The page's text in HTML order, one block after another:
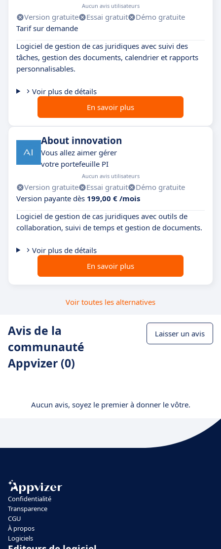
Aucun avis utilisateurs
Version gratuite Essai gratuit
Démo gratuite
Tarif sur demande
Logiciel de gestion de cas juridiques avec suivi des
tâches, gestion des documents, calendrier et rapports
personnalisables.
Voir plus de détails
En savoir plus
About innovation
Vous allez aimer gérer
votre portefeuille PI
Aucun avis utilisateurs
Version gratuite Essai gratuit
Démo gratuite
Version payante dès 199,00 € /mois
Logiciel de gestion de cas juridiques avec outils de
collaboration, suivi de temps et gestion de documents.
Voir plus de détails
En savoir plus
Voir toutes les alternatives
Avis de la
communauté
Appvizer (0)
Laisser un avis
Aucun avis, soyez le premier à donner le vôtre.
Confidentialité
Transparence
CGU
À propos
Logiciels